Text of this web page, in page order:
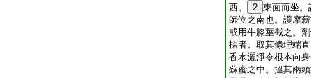
西。
2 東面而坐。
師位之南也。護摩
或用牛膝莖截之。
採者。取其條理端
香水灑淨令根本向
蘇蜜之中。搵其兩